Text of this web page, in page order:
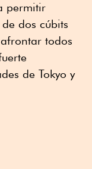
permitir
dos cúbits
todos
de Tokyo y